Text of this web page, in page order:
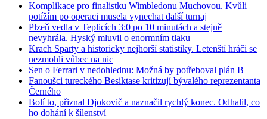
Komplikace pro finalistku Wimbledonu Muchovou. Kvůli
potížím po operaci musela vynechat další turnaj
Plzeň vedla v Teplicích 3:0 po 10 minutách a stejně
nevyhrála. Hyský mluvil o enormním tlaku
Krach Sparty a historicky nejhorší statistiky. Letenští hráči se
nezmohli vůbec na nic
Sen o Ferrari v nedohlednu: Možná by potřeboval plán B
Fanoušci tureckého Besiktase kritizují bývalého reprezentanta
Černého
Bolí to, přiznal Djokovič a naznačil rychlý konec. Odhalil, co
ho dohání k šílenství